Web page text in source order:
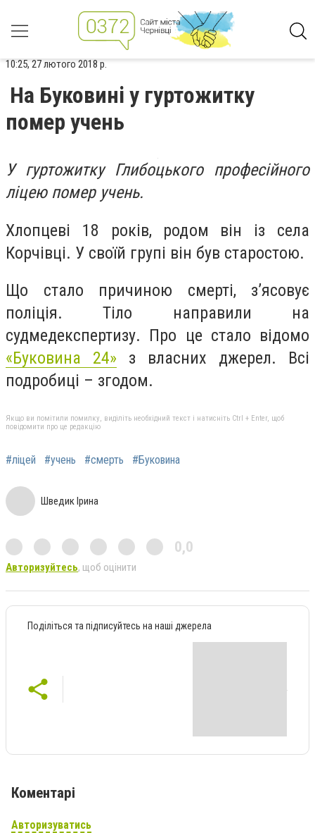
10:25, 27 лютого 2018 р.
На Буковині у гуртожитку
помер учень
У гуртожитку Глибоцького професійного
ліцею помер учень.
Хлопцеві 18 років, родом він із села
Корчівці. У своїй групі він був старостою.
Що стало причиною смерті, з’ясовує
поліція. Тіло направили на
судмедекспертизу. Про це стало відомо
«Буковина 24» з власних джерел. Всі
подробиці – згодом.
Якщо ви помітили помилку, виділіть необхідний текст і натисніть Ctrl + Enter, щоб
повідомити про це редакцію
#ліцей #учень #смерть #Буковина
Шведик Ірина
0,0
Авторизуйтесь, щоб оцінити
Поділіться та підписуйтесь на наші джерела
Коментарі
Авторизуватись